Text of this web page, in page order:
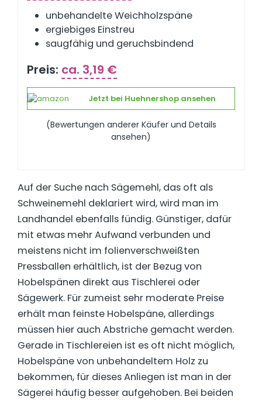
unbehandelte Weichholzspäne
ergiebiges Einstreu
saugfähig und geruchsbindend
Preis: ca. 3,19 €
Jetzt bei Huehnershop ansehen
(Bewertungen anderer Käufer und Details
ansehen)
Auf der Suche nach Sägemehl, das oft als
Schweinemehl deklariert wird, wird man im
Landhandel ebenfalls fündig. Günstiger, dafür
mit etwas mehr Aufwand verbunden und
meistens nicht im folienverschweißten
Pressballen erhältlich, ist der Bezug von
Hobelspänen direkt aus Tischlerei oder
Sägewerk. Für zumeist sehr moderate Preise
erhält man feinste Hobelspäne, allerdings
müssen hier auch Abstriche gemacht werden.
Gerade in Tischlereien ist es oft nicht möglich,
Hobelspäne von unbehandeltem Holz zu
bekommen, für dieses Anliegen ist man in der
Sägerei häufig besser aufgehoben. Bei beiden